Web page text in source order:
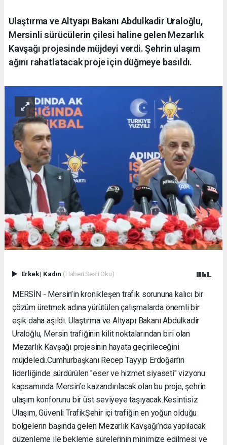
Ulaştırma ve Altyapı Bakanı Abdulkadir Uraloğlu,
Mersinli sürücülerin çilesi haline gelen Mezarlık
Kavşağı projesinde müjdeyi verdi. Şehrin ulaşım
ağını rahatlatacak proje için düğmeye basıldı.
Erkek| Kadın (Haberi Sesli Oku)
MERSİN - Mersin’in kronikleşen trafik sorununa kalıcı bir
çözüm üretmek adına yürütülen çalışmalarda önemli bir
eşik daha aşıldı. Ulaştırma ve Altyapı Bakanı Abdulkadir
Uraloğlu, Mersin trafiğinin kilit noktalarından biri olan
Mezarlık Kavşağı projesinin hayata geçirileceğini
müjdeledi. ​Cumhurbaşkanı Recep Tayyip Erdoğan’ın
liderliğinde sürdürülen "eser ve hizmet siyaseti" vizyonu
kapsamında Mersin’e kazandırılacak olan bu proje, şehrin
ulaşım konforunu bir üst seviyeye taşıyacak. ​Kesintisiz
Ulaşım, Güvenli Trafik ​Şehir içi trafiğin en yoğun olduğu
bölgelerin başında gelen Mezarlık Kavşağı’nda yapılacak
düzenleme ile bekleme sürelerinin minimize edilmesi ve